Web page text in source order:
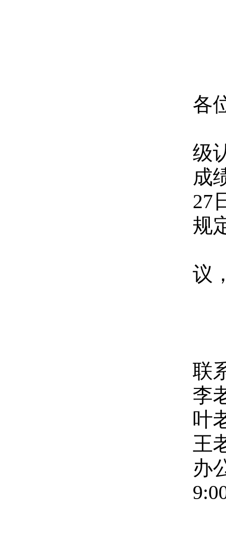
各
级
成
27
规
议
联
李
叶
王
办